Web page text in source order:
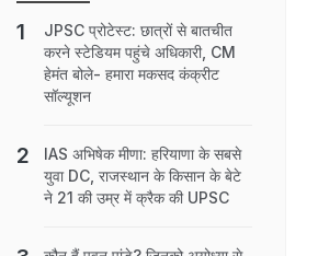
JPSC प्रोटेस्ट: छात्रों से बातचीत
करने स्टेडियम पहुंचे अधिकारी, CM
हेमंत बोले- हमारा मकसद कंक्रीट
सॉल्यूशन
IAS अभिषेक मीणा: हरियाणा के सबसे
युवा DC, राजस्थान के किसान के बेटे
ने 21 की उम्र में क्रैक की UPSC